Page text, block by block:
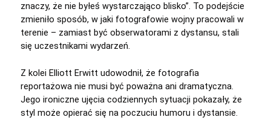
znaczy, że nie byłeś wystarczająco blisko”. To podejście
zmieniło sposób, w jaki fotografowie wojny pracowali w
terenie – zamiast być obserwatorami z dystansu, stali
się uczestnikami wydarzeń.
Z kolei Elliott Erwitt udowodnił, że fotografia
reportażowa nie musi być poważna ani dramatyczna.
Jego ironiczne ujęcia codziennych sytuacji pokazały, że
styl może opierać się na poczuciu humoru i dystansie.